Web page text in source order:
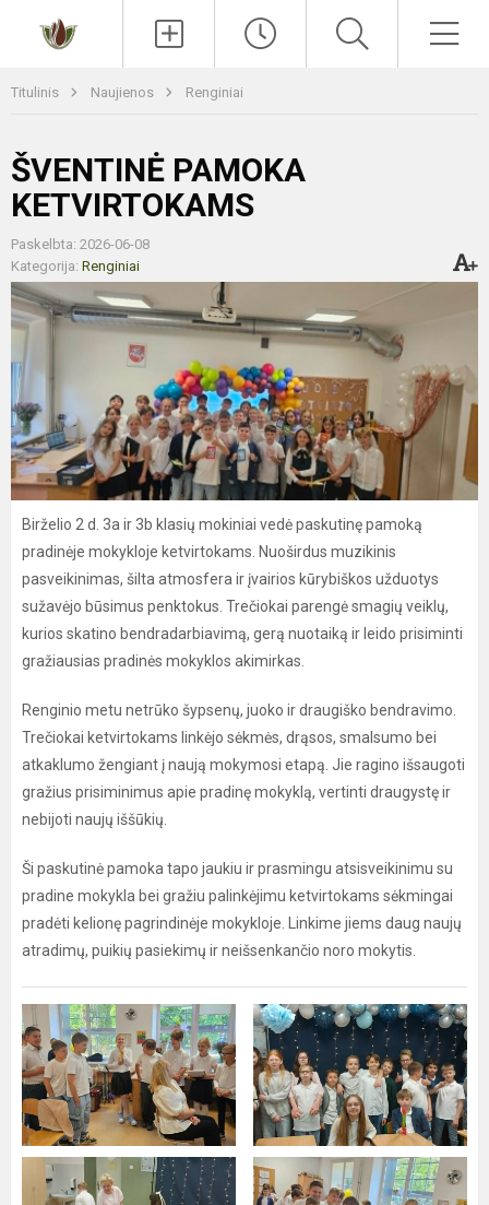
Titulinis Naujienos Renginiai
ŠVENTINĖ PAMOKA
KETVIRTOKAMS
Paskelbta: 2026-06-08
Kategorija: Renginiai
Birželio 2 d. 3a ir 3b klasių mokiniai vedė paskutinę pamoką
pradinėje mokykloje ketvirtokams. Nuoširdus muzikinis
pasveikinimas, šilta atmosfera ir įvairios kūrybiškos užduotys
sužavėjo būsimus penktokus. Trečiokai parengė smagių veiklų,
kurios skatino bendradarbiavimą, gerą nuotaiką ir leido prisiminti
gražiausias pradinės mokyklos akimirkas.
Renginio metu netrūko šypsenų, juoko ir draugiško bendravimo.
Trečiokai ketvirtokams linkėjo sėkmės, drąsos, smalsumo bei
atkaklumo žengiant į naują mokymosi etapą. Jie ragino išsaugoti
gražius prisiminimus apie pradinę mokyklą, vertinti draugystę ir
nebijoti naujų iššūkių.
Ši paskutinė pamoka tapo jaukiu ir prasmingu atsisveikinimu su
pradine mokykla bei gražiu palinkėjimu ketvirtokams sėkmingai
pradėti kelionę pagrindinėje mokykloje. Linkime jiems daug naujų
atradimų, puikių pasiekimų ir neišsenkančio noro mokytis.